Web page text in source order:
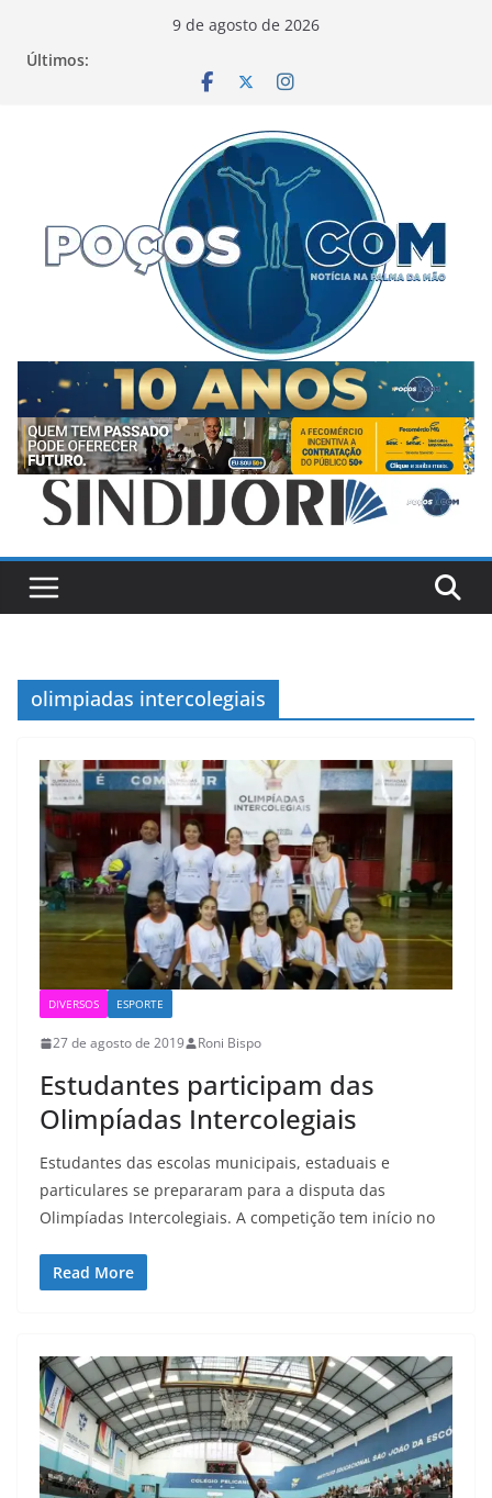
9 de agosto de 2026
Últimos:
olimpiadas intercolegiais
DIVERSOS ESPORTE
27 de agosto de 2019 Roni Bispo
Estudantes participam das
Olimpíadas Intercolegiais
Estudantes das escolas municipais, estaduais e
particulares se prepararam para a disputa das
Olimpíadas Intercolegiais. A competição tem início no
Read More